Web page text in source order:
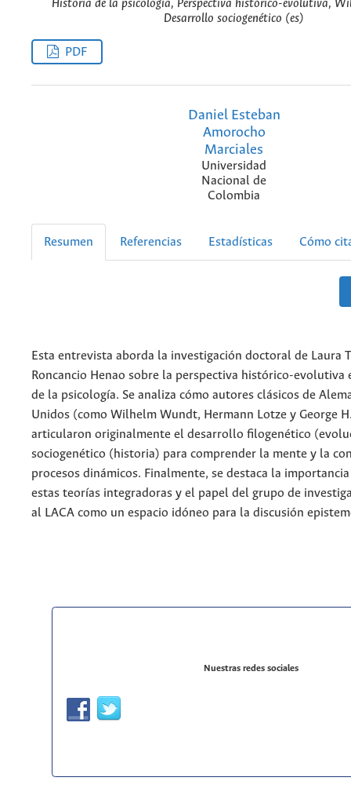
Historia de la psicología, Perspectiva histórico-evolutiva,
Desarrollo sociogenético (es)
PDF
Daniel Esteban
Amorocho
Marciales
Universidad
Nacional de
Colombia
Resumen Referencias Estadísticas Cómo
Esta entrevista aborda la investigación doctoral de Laura
Roncancio Henao sobre la perspectiva histórico-evolutiva
de la psicología. Se analiza cómo autores clásicos de
Unidos (como Wilhelm Wundt, Hermann Lotze y George
articularon originalmente el desarrollo filogenético
sociogenético (historia) para comprender la mente y la
procesos dinámicos. Finalmente, se destaca la
estas teorías integradoras y el papel del grupo de
al LACA como un espacio idóneo para la discusión
Nuestras redes sociales